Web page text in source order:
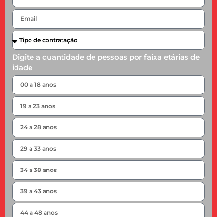
Digite a quantidade de pessoas por faixa etárias de
idade